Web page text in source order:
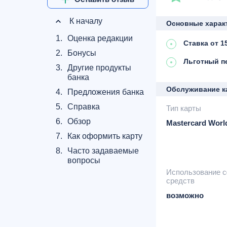
К началу
1.
Оценка редакции
2.
Бонусы
3.
Другие продукты
банка
4.
Предложения банка
5.
Справка
6.
Обзор
7.
Как оформить карту
8.
Часто задаваемые
вопросы
Основные
Ставка от
Льготный
Обслуживание
Тип карты
Mastercard
Использование
средств
возможно